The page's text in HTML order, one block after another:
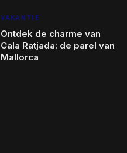
VAKANTIE
Ontdek de charme van
Cala Ratjada: de parel van
Mallorca